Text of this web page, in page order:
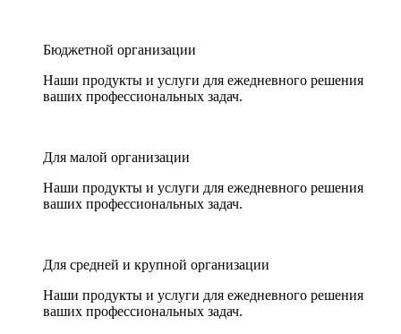
Бюджетной организации
Наши продукты и услуги для ежедневного решения
ваших профессиональных задач.
Для малой организации
Наши продукты и услуги для ежедневного решения
ваших профессиональных задач.
Для средней и крупной организации
Наши продукты и услуги для ежедневного решения
ваших профессиональных задач.